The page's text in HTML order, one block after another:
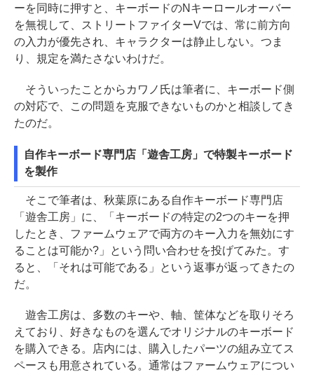
ーを同時に押すと、キーボードのNキーロールオーバー
を無視して、ストリートファイターVでは、常に前方向
の入力が優先され、キャラクターは静止しない。つま
り、規定を満たさないわけだ。
そういったことからカワノ氏は筆者に、キーボード側
の対応で、この問題を克服できないものかと相談してき
たのだ。
自作キーボード専門店「遊舎工房」で特製キーボード
を製作
そこで筆者は、秋葉原にある自作キーボード専門店
「遊舎工房」に、「キーボードの特定の2つのキーを押
したとき、ファームウェアで両方のキー入力を無効にす
ることは可能か?」という問い合わせを投げてみた。す
ると、「それは可能である」という返事が返ってきたの
だ。
遊舎工房は、多数のキーや、軸、筐体などを取りそろ
えており、好きなものを選んでオリジナルのキーボード
を購入できる。店内には、購入したパーツの組み立てス
ペースも用意されている。通常はファームウェアについ